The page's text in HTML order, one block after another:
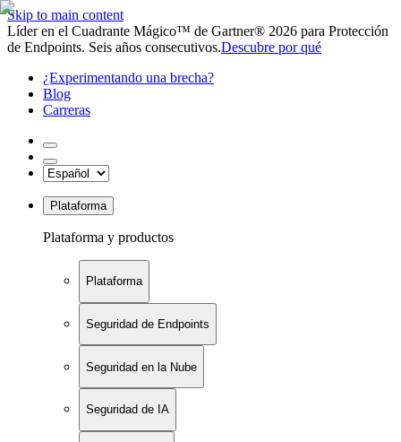
Skip to main content
Líder en el Cuadrante Mágico™ de Gartner® 2026 para Protección
de Endpoints. Seis años consecutivos.Descubre por qué
¿Experimentando una brecha?
Blog
Carreras
Plataforma
Plataforma y productos
Plataforma
Seguridad de Endpoints
Seguridad en la Nube
Seguridad de IA